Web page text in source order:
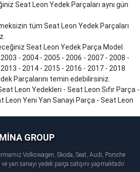
Seat Leon Yedek Parçaları aynı gün
tüm Seat Leon Yedek Parçaları
Seat Leon Yedek Parça Model
2003 - 2004 - 2005 - 2006 - 2007 - 2008 -
- 2014 - 2015 - 2016 - 2017 - 2018
Parçalarını temin edebilirsiniz.
Leon Yedekleri - Seat Leon Sıfır Parça -
Leon Yeni Yan Sanayi Parça - Seat Leon
MİNA GROUP
Volkswagen, Skoda, Seat, Audi, Porsche
yan sanayi yedek parça satışını yapmaktadır.